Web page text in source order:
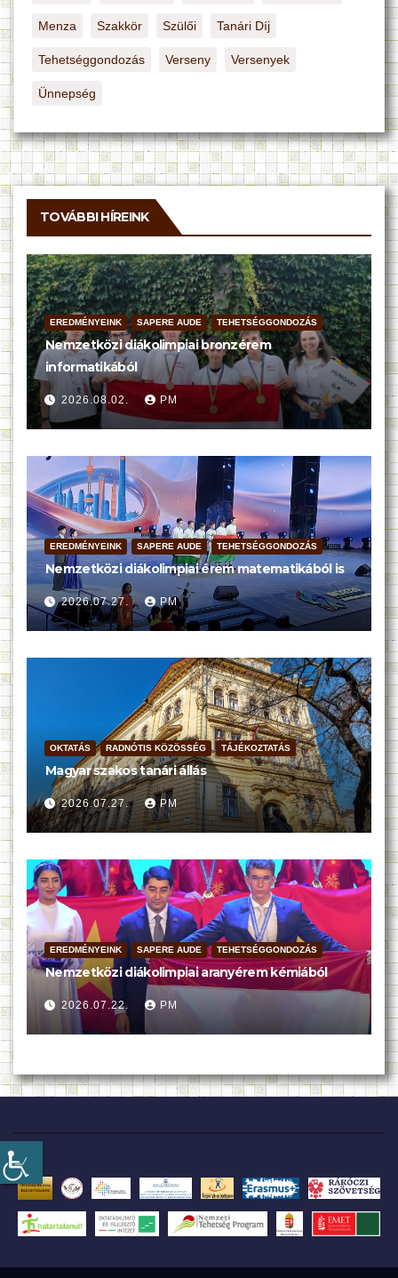
Menza Szakkör Szülői Tanári Díj
Tehetséggondozás Verseny Versenyek
Ünnepség
TOVÁBBI HÍREINK
EREDMÉNYEINK SAPERE AUDE TEHETSÉGGONDOZÁS
Nemzetközi diákolimpiai bronzérem
informatikából
2026.08.02. PM
EREDMÉNYEINK SAPERE AUDE TEHETSÉGGONDOZÁS
Nemzetközi diákolimpiai érem matematikából is
2026.07.27. PM
OKTATÁS RADNÓTIS KÖZÖSSÉG TÁJÉKOZTATÁS
Magyar szakos tanári állás
2026.07.27. PM
EREDMÉNYEINK SAPERE AUDE TEHETSÉGGONDOZÁS
Nemzetközi diákolimpiai aranyérem kémiából
2026.07.22. PM